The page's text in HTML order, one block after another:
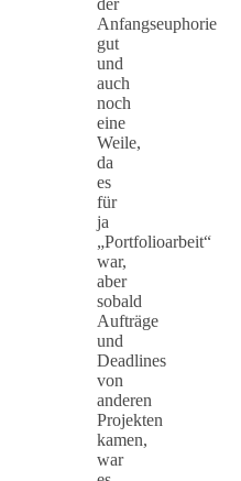
Anfangseuphorie
gut
und
auch
noch
eine
Weile,
da
es
für
ja
„Portfolioarbeit“
war,
aber
sobald
Aufträge
und
Deadlines
von
anderen
Projekten
kamen,
war